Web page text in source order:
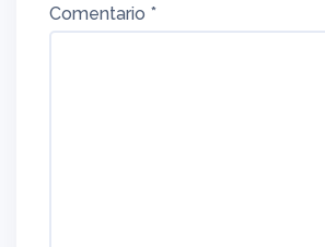
Comentario *